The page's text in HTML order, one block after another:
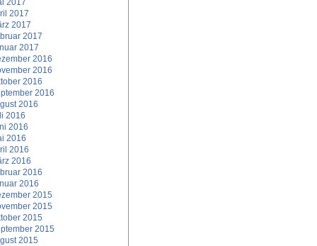
2017
2017
2017
2017
2016
2016
2016
2016
2016
2016
2016
2016
2016
2016
2016
2016
2015
2015
2015
2015
2015